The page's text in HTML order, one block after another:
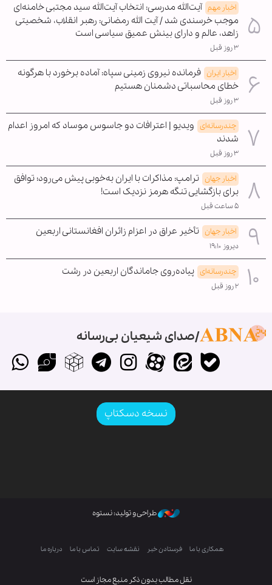
اخبار مهم آیت‌الله مدرسی: انتخاب آیت‌الله سید مجتبی خامنه‌ای
موجب خرسندی شد / آیت الله رمضانی: رهبر انقلاب، شخصیتی
زاهد، عالم و دارای بینش عمیق سیاسی است
۳ روز قبل
اخبار ایران فرمانده نیروی زمینی سپاه: آماده برخورد با هرگونه
خطای محاسباتی دشمنان هستیم
۳ روز قبل
چندرسانه‌ای ویدیو | اعترافات دو جاسوس موساد که امروز اعدام
شدند
۳ روز قبل
اخبار جهان ترامپ: مذاکرات با ایران به‌خوبی پیش می‌رود؛ توافق
برای بازگشایی تنگه هرمز نزدیک است!
۵ ساعت قبل
اخبار جهان تأخیر عراق در اعزام زائران افغانستانی اربعین
دیروز ۱۹:۱۰
چندرسانه‌ای پیاده‌روی جاماندگان اربعین در رشت
۲ روز قبل
صدای شیعیان بی‌رسانه
نسخه دسکتاپ
نقل مطالب بدون ذکر منبع مجاز است
طراحی و تولید: نستوه
همکاری با ما فرستادن خبر نقشه سایت تماس با ما درباره ما